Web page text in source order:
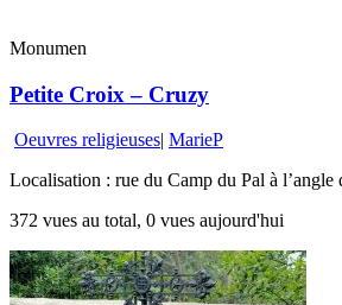
Monumen
Petite Croix – Cruzy
Oeuvres religieuses| MarieP
Localisation : rue du Camp du Pal à l’angle
372 vues au total, 0 vues aujourd'hui